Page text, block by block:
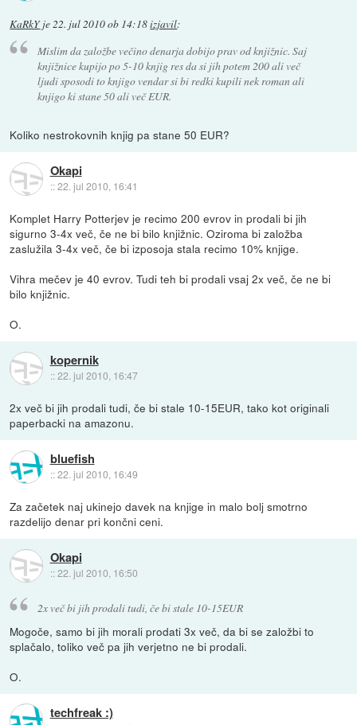
KaRkYje22. jul 2010 ob 14:18izjavil:
Mislim da založbe večino denarja dobijo prav od knjižnic. Saj
knjižnice kupijo po 5-10 knjig res da si jih potem 200 ali več
ljudi sposodi to knjigo vendar si bi redki kupili nek roman ali
knjigo ki stane 50 ali več EUR.
Koliko nestrokovnih knjig pa stane 50 EUR?
Okapi
::22. jul 2010, 16:41
Komplet Harry Potterjev je recimo 200 evrov in prodali bi jih
sigurno 3-4x več, če ne bi bilo knjižnic. Oziroma bi založba
zaslužila 3-4x več, če bi izposoja stala recimo 10% knjige.
Vihra mečev je 40 evrov. Tudi teh bi prodali vsaj 2x več, če ne bi
bilo knjižnic.
O.
kopernik
::22. jul 2010, 16:47
2x več bi jih prodali tudi, če bi stale 10-15EUR, tako kot originali
paperbacki na amazonu.
bluefish
::22. jul 2010, 16:49
Za začetek naj ukinejo davek na knjige in malo bolj smotrno
razdelijo denar pri končni ceni.
Okapi
::22. jul 2010, 16:50
2x več bi jih prodali tudi, če bi stale 10-15EUR
Mogoče, samo bi jih morali prodati 3x več, da bi se založbi to
splačalo, toliko več pa jih verjetno ne bi prodali.
O.
techfreak :)